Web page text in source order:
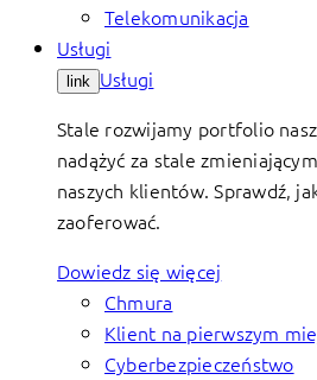
Telekomunikacja
Usługi
link Usługi
Stale rozwijamy portfolio
nadążyć za stale
naszych klientów. Sprawdź,
zaoferować.
Dowiedz się więcej
Chmura
Klient na pierwszym
Cyberbezpieczeństwo